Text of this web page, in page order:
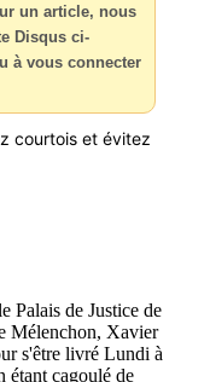
un article, nous
Disqus ci-
à vous connecter
courtois et évitez